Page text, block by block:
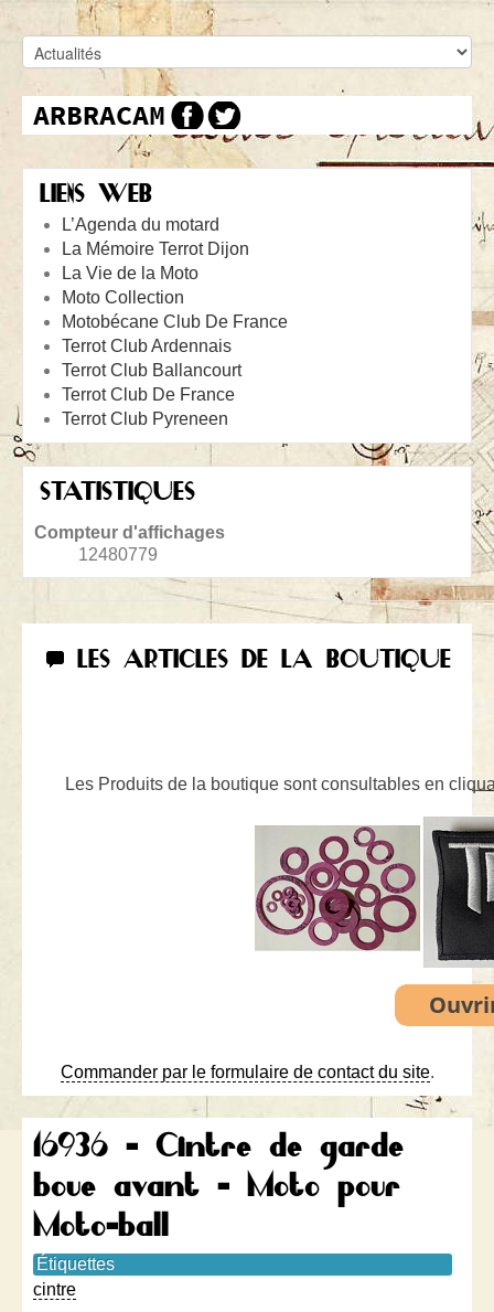
LIENS WEB
L’Agenda du motard
La Mémoire Terrot Dijon
La Vie de la Moto
Moto Collection
Motobécane Club De France
Terrot Club Ardennais
Terrot Club Ballancourt
Terrot Club De France
Terrot Club Pyreneen
STATISTIQUES
Compteur d'affichages
12480779
LES ARTICLES DE LA BOUTIQUE
Les Produits de la boutique sont consultables en
Commander par le formulaire de contact du site.
16936 - Cintre de garde
boue avant - Moto pour
Moto-ball
Étiquettes
cintre